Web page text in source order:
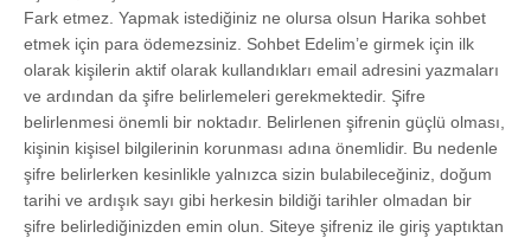
Fark etmez. Yapmak istediğiniz ne olursa olsun Harika sohbet
etmek için para ödemezsiniz. Sohbet Edelim’e girmek için ilk
olarak kişilerin aktif olarak kullandıkları email adresini yazmaları
ve ardından da şifre belirlemeleri gerekmektedir. Şifre
belirlenmesi önemli bir noktadır. Belirlenen şifrenin güçlü olması,
kişinin kişisel bilgilerinin korunması adına önemlidir. Bu nedenle
şifre belirlerken kesinlikle yalnızca sizin bulabileceğiniz, doğum
tarihi ve ardışık sayı gibi herkesin bildiği tarihler olmadan bir
şifre belirlediğinizden emin olun. Siteye şifreniz ile giriş yaptıktan